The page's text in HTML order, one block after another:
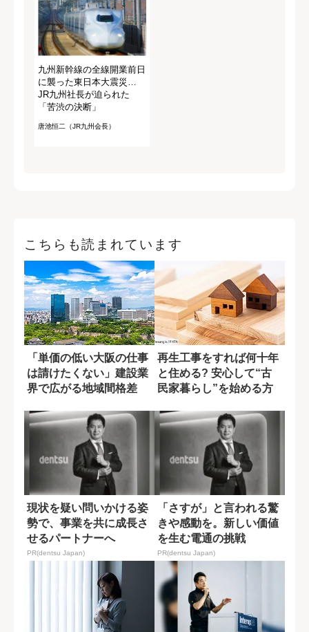
九州新幹線の全線開業前日
に襲った東日本大震災…
JR九州社長が迫られた
「苦渋の決断」
唐池恒二（JR九州会長）
こちらも読まれています
「単価の低い大阪の仕事
は請けたくない」建設業
界で広がる地域間格差
再生工事をすれば何十年
と住める? 安心して“古
民家暮らし”を始める方
現状を疑い問いかける姿
勢で、事業を共に成長さ
せるパートナーへ
PR(dentsu Japan)
「さすが」と言われる驚
きや感動を。新しい価値
を生む電通の挑戦
PR(dentsu Japan)